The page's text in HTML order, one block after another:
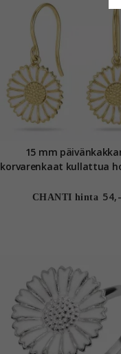
15 mm
korvarenkaat kullattua hopeaa -
CHANTI hinta 54,-